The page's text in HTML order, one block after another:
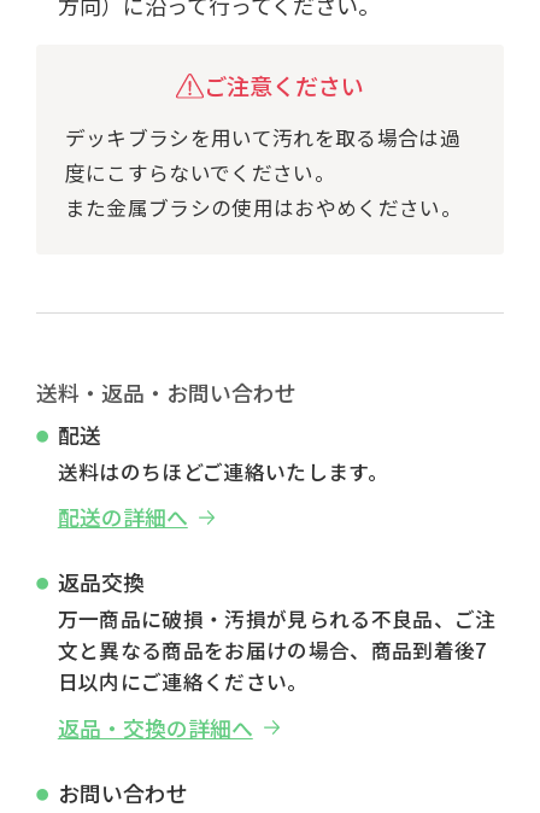
ご注意ください
デッキブラシを用いて汚れを取る場合は過
度にこすらないでください。
また金属ブラシの使用はおやめください。
送料・返品・お問い合わせ
配送
送料はのちほどご連絡いたします。
配送の詳細へ
返品交換
万一商品に破損・汚損が見られる不良品、ご注
文と異なる商品をお届けの場合、商品到着後7
日以内にご連絡ください。
返品・交換の詳細へ
お問い合わせ